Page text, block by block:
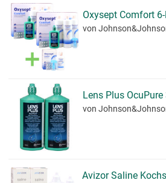
Oxysept Comfort
von
Lens Plus
von
Avizor Saline